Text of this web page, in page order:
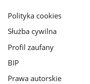
gov.pl
Polityka cookies
Służba cywilna
Profil zaufany
BIP
Prawa autorskie